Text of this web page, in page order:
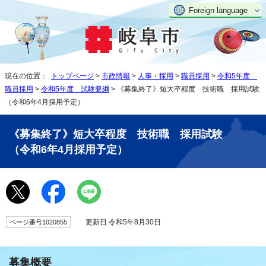
Foreign language
現在の位置： トップページ > 市政情報 > 人事・採用 > 職員採用 > 令和5年度
職員採用 > 令和5年度 試験要綱 > 《募集終了》短大卒程度 技術職 採用試験
（令和6年4月採用予定）
《募集終了》短大卒程度 技術職 採用試験
（令和6年4月採用予定）
ページ番号1020855 更新日 令和5年8月30日
募集概要